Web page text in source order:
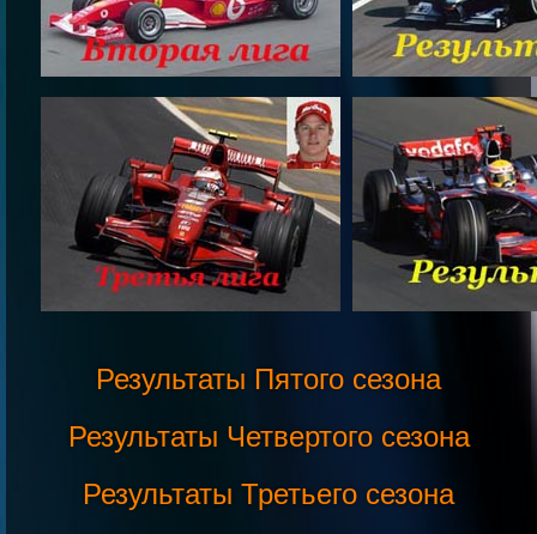
Результаты Пятого сезона
Результаты Четвертого сезона
Результаты Третьего сезона